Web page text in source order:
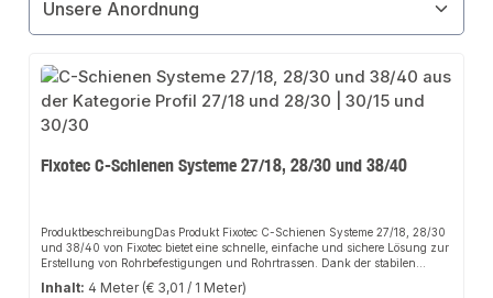
Fixotec C-Schienen Systeme 27/18, 28/30 und 38/40
ProduktbeschreibungDas Produkt Fixotec C-Schienen Systeme 27/18, 28/30
und 38/40 von Fixotec bietet eine schnelle, einfache und sichere Lösung zur
Erstellung von Rohrbefestigungen und Rohrtrassen. Dank der stabilen
Bauweise und der hochwertigen Materialien sorgt es für perfekten Halt und
passt sich flexibel an verschiedene Anwendungsbereiche an. Das robuste
Inhalt: 4 Meter (€ 3,01 / 1 Meter)